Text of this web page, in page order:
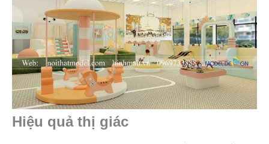
Hiệu quả thị giác